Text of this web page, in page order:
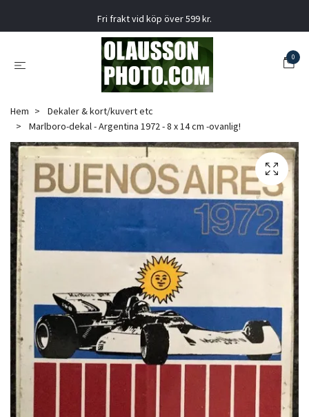
Fri frakt vid köp över 599 kr.
0
Hem
Dekaler & kort/kuvert etc
Marlboro-dekal - Argentina 1972 - 8 x 14 cm -ovanlig!